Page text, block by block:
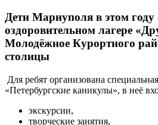
Дети Мариуполя в этом
оздоровительном лагере
Молодёжное Курортного
столицы
Для ребят организована
«Петербургские каникулы», в неё
экскурсии,
творческие занятия,